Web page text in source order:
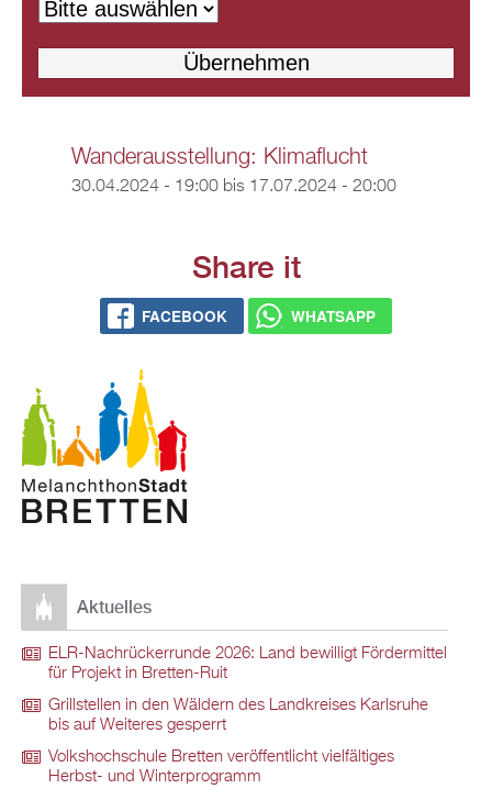
Wanderausstellung: Klimaflucht
30.04.2024 - 19:00bis 17.07.2024 - 20:00
Share it
FACEBOOK WHATSAPP
Aktuelles
ELR-Nachrückerrunde 2026: Land bewilligt Fördermittel
für Projekt in Bretten-Ruit
Grillstellen in den Wäldern des Landkreises Karlsruhe
bis auf Weiteres gesperrt
Volkshochschule Bretten veröffentlicht vielfältiges
Herbst- und Winterprogramm